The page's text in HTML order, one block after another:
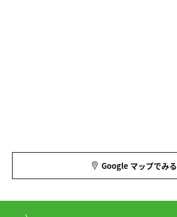
Google マップでみる